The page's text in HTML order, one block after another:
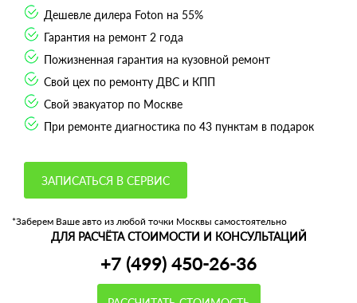
Дешевле дилера Foton на 55%
Гарантия на ремонт 2 года
Пожизненная гарантия на кузовной ремонт
Свой цех по ремонту ДВС и КПП
Свой эвакуатор по Москве
При ремонте диагностика по 43 пунктам в подарок
ЗАПИСАТЬСЯ В СЕРВИС
*Заберем Ваше авто из любой точки Москвы самостоятельно
ДЛЯ РАСЧЁТА СТОИМОСТИ И КОНСУЛЬТАЦИЙ
+7 (499) 450-26-36